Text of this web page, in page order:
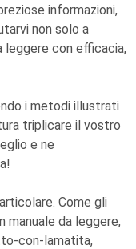
informazioni,
non solo a
leggere con efficacia,
i metodi illustrati
triplicare il vostro
e ne
Come gli
manuale da leggere,
con-lamatita,